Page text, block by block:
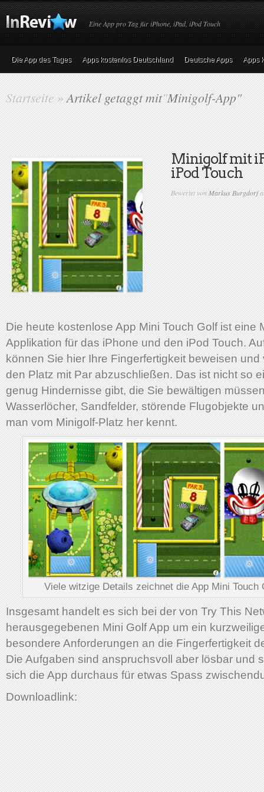
Eine App pro Tag für iPhone, iPad, iPod Touch
Die App des Tages Apps kostenlos Deutschland Deutsche Apps Apps
Startseite »Artikel getaggt mit"Minigolf-App"
Minigolf mit
iPod Touch
Bewertet vonMarkus Burgdorf
Die heute kostenlose App Mini Touch Golf ist eine
Applikation für das iPhone und den iPod Touch.
können Sie hier Ihre Fingerfertigkeit beweisen
den Platz mit Par abzuschließen. Das ist nicht so
genug Hindernisse gibt, die Sie bewältigen
Wasserlöcher, Sandfelder, störende Flugobjekte
man vom Minigolf-Platz her kennt.
Viele witzige Details zeichnet die App Mini Touch
Insgesamt handelt es sich bei der von Try This
herausgegebenen Mini Golf App um ein
besondere Anforderungen an die Fingerfertigkeit
Die Aufgaben sind anspruchsvoll aber lösbar und
sich die App durchaus für etwas Spass
Downloadlink: